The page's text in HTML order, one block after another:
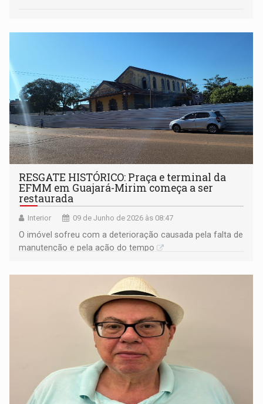
RESGATE HISTÓRICO: Praça e terminal da
EFMM em Guajará-Mirim começa a ser
restaurada
Interior 09 de Junho de 2026 às 08:47
O imóvel sofreu com a deterioração causada pela falta de
manutenção e pela ação do tempo